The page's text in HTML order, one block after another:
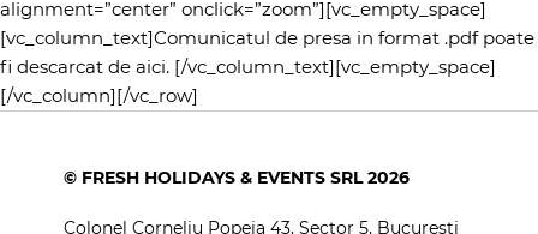
alignment=”center” onclick=”zoom”][vc_empty_space]
[vc_column_text]Comunicatul de presa in format .pdf poate
fi descarcat de aici. [/vc_column_text][vc_empty_space]
[/vc_column][/vc_row]
© FRESH HOLIDAYS & EVENTS SRL 2026
Colonel Corneliu Popeia 43, Sector 5, Bucuresti